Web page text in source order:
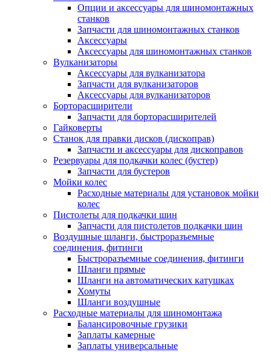
Опции и аксессуары для шиномонтажных
станков
Запчасти для шиномонтажных станков
Аксессуары
Аксессуары для шиномонтажных станков
Вулканизаторы
Аксессуары для вулканизатора
Запчасти для вулканизаторов
Аксессуары для вулканизаторов
Борторасширители
Запчасти для борторасширителей
Гайковерты
Станок для правки дисков (дископрав)
Запчасти и аксессуары для дископравов
Резервуары для подкачки колес (бустер)
Запчасти для бустеров
Мойки колес
Расходные материалы для установок мойки
колес
Пистолеты для подкачки шин
Запчасти для пистолетов подкачки шин
Воздушные шланги, быстроразъемные
соединения, фитинги
Быстроразъемные соединения, фитинги
Шланги прямые
Шланги на автоматических катушках
Хомуты
Шланги воздушные
Расходные материалы для шиномонтажа
Балансировочные грузики
Заплаты камерные
Заплаты универсальные